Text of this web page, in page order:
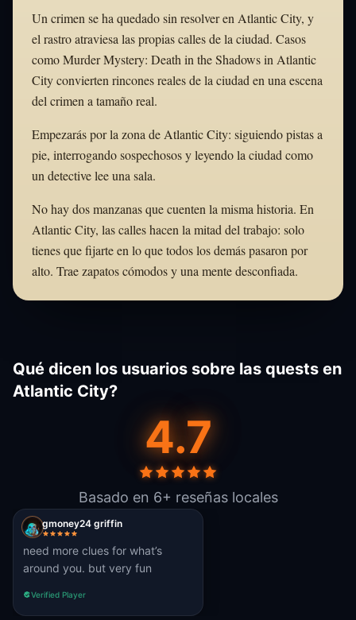
Un crimen se ha quedado sin resolver en Atlantic City, y
el rastro atraviesa las propias calles de la ciudad. Casos
como Murder Mystery: Death in the Shadows in Atlantic
City convierten rincones reales de la ciudad en una escena
del crimen a tamaño real.
Empezarás por la zona de Atlantic City: siguiendo pistas a
pie, interrogando sospechosos y leyendo la ciudad como
un detective lee una sala.
No hay dos manzanas que cuenten la misma historia. En
Atlantic City, las calles hacen la mitad del trabajo: solo
tienes que fijarte en lo que todos los demás pasaron por
alto. Trae zapatos cómodos y una mente desconfiada.
Qué dicen los usuarios sobre las quests en
Atlantic City?
4.7
Basado en 6+ reseñas locales
gmoney24 griffin
need more clues for what’s
around you. but very fun
Verified Player